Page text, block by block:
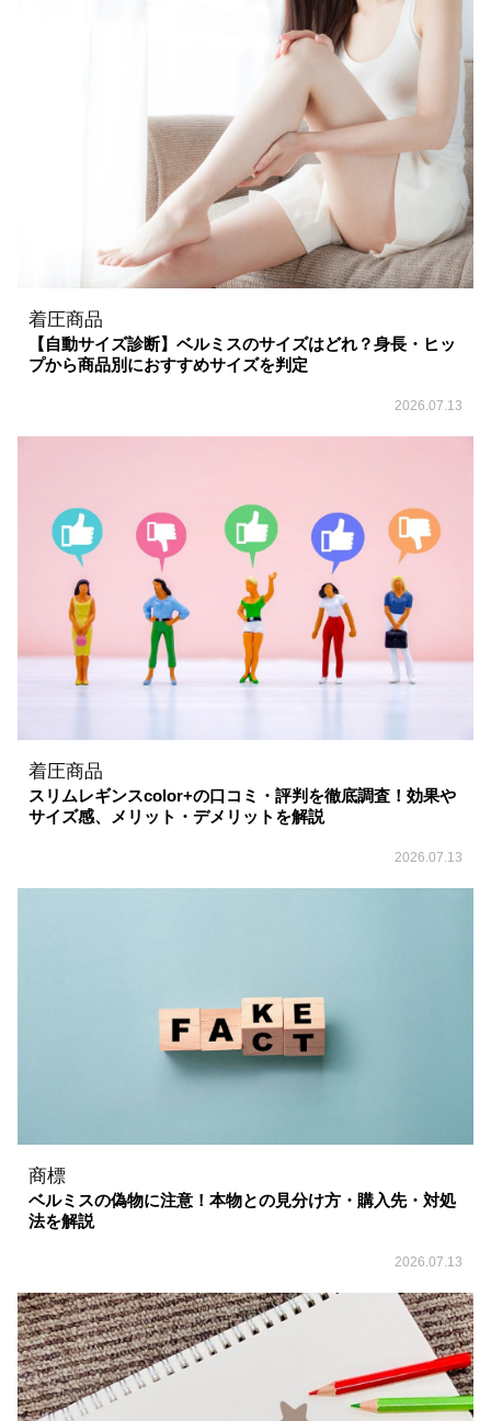
着圧商品
【自動サイズ診断】ベルミスのサイズはどれ？身長・ヒッ
プから商品別におすすめサイズを判定
2026.07.13
着圧商品
スリムレギンスcolor+の口コミ・評判を徹底調査！効果や
サイズ感、メリット・デメリットを解説
2026.07.13
商標
ベルミスの偽物に注意！本物との見分け方・購入先・対処
法を解説
2026.07.13